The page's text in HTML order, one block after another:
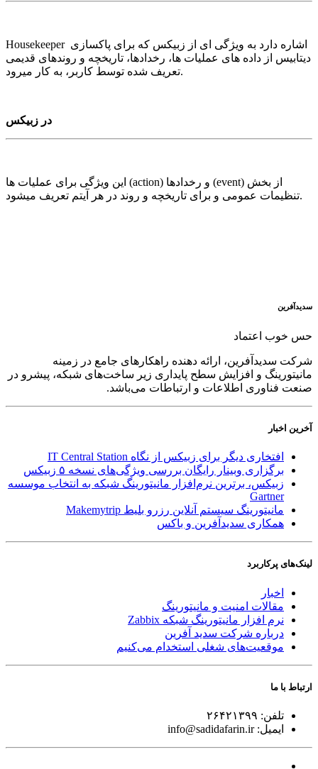
Housekeeper اشاره دارد به ویژگی ای از زبیکس که برای پاکسازی
دیتابیس از داده های عملیات ها، رخدادها، تاریخچه و روندهای قدیمی
تعریف شده توسط کاربر، به کار میرود.
در زبیکس
این ویژگی برای عملیات ها (action) و رخدادها (event) از بخش
تنظیمات عمومی و برای تاریخچه و روند در هر آیتم تعریف میشود.
سدید‌آفرین
حس خوب اعتماد
شرکت سدید‌آفرین، ارائه دهنده راهکارهای جامع در زمینه
مانیتورینگ و افزایش سطح پایداری زیر ساخت‌های شبکه، پیشرو در
صنعت فناوری اطلاعات و ارتباطات می‌باشد.
آخرین اخبار
افتخاری دیگر برای زبیکس از نگاه IT Central Station
برگزاری وبینار رایگان بررسی ویژگی‌های نسخه ۵ زبیکس
زبیکس، برترین نرم‌افزار مانیتورینگ شبکه به انتخاب موسسه
Gartner
مانیتورینگ سیستم آنلاین رزرو بلیط Makemytrip
همکاری سدیدآفرین و باکس
لینک‌های پر‌کاربرد
اخبار
مقالات امنیت و مانیتورینگ
نرم افزار مانیتورینگ شبکه Zabbix
درباره شرکت سدید آفرین
موقعیت‌های شغلی استخدام ‌می‌کنیم
ارتباط با ما
تلفن: ۲۶۴۲۱۳۹۹
ایمیل:info@sadidafarin.ir